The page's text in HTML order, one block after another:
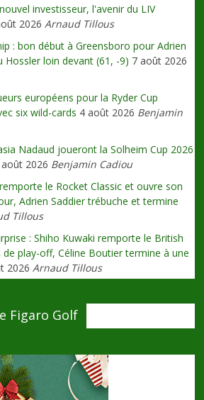
investisseur, l'avenir du LIV
2026 Arnaud Tillous
: bon début à Greensboro pour Adrien
Hossler loin devant (61, -9) 7 août 2026
européens pour la Ryder Cup
six wild-cards 4 août 2026 Benjamin
Nadaud joueront la Solheim Cup 2026
2026 Benjamin Cadiou
le Rocket Classic et ouvre son
Adrien Saddier trébuche et termine
Tillous
: Shiho Kuwaki remporte le British
play-off, Céline Boutier termine à une
2026 Arnaud Tillous
Figaro Golf